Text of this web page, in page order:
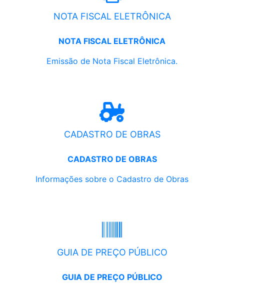
NOTA FISCAL ELETRÔNICA
NOTA FISCAL ELETRÔNICA
Emissão de Nota Fiscal Eletrônica.
CADASTRO DE OBRAS
CADASTRO DE OBRAS
Informações sobre o Cadastro de Obras
GUIA DE PREÇO PÚBLICO
GUIA DE PREÇO PÚBLICO